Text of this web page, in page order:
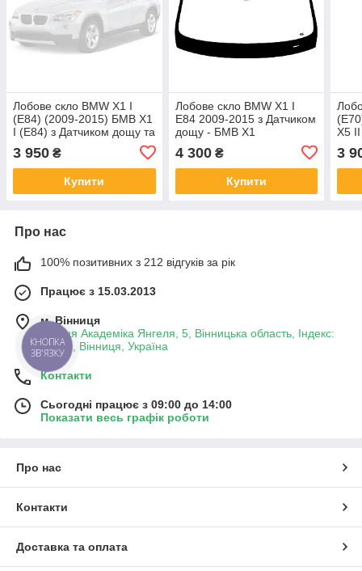
Лобове скло BMW X1 I
(E84) (2009-2015) БМВ X1
I (E84) з Датчиком дощу та
3 950 ₴
Купити
Лобове скло BMW X1 I
E84 2009-2015 з Датчиком
дощу - БМВ Х1
4 300₴
Купити
Х5
3
Про нас
100% позитивних з 212 відгуків за рік
Працює з 15.03.2013
м. Вінниця
вулиця Академіка Янгеля, 5, Вінницька область, Індекс:
21001, Вінниця, Україна
Контакти
Сьогодні працює з 09:00 до 14:00
Показати весь графік роботи
Про нас
Контакти
Доставка та оплата
КНОПКА
ЗВ'ЯЗКУ